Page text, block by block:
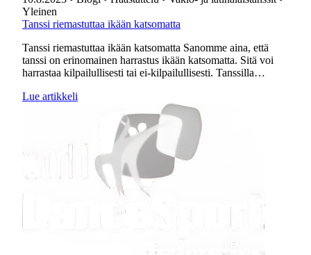
Yleinen
Tanssi riemastuttaa ikään katsomatta
Tanssi riemastuttaa ikään katsomatta Sanomme aina, että
tanssi on erinomainen harrastus ikään katsomatta. Sitä voi
harrastaa kilpailullisesti tai ei-kilpailullisesti. Tanssilla…
Lue artikkeli